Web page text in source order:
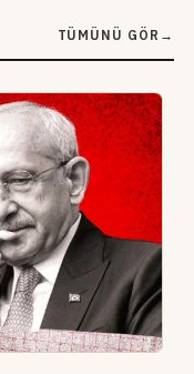
TÜMÜNÜ GÖR →